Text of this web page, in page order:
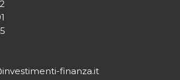
finanza.it